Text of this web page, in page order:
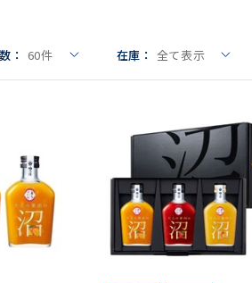
： 60件 在庫： 全て表示